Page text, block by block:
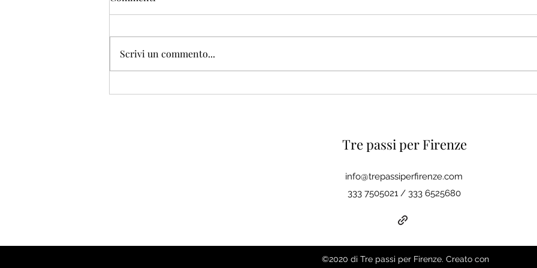
Scrivi un commento...
Tre passi per Firenze
info@trepassiperfirenze.com
333 7505021 / 333 6525680
©2020 di Tre passi per Firenze. Creato con